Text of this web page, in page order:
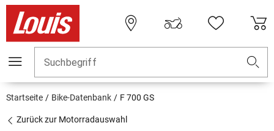
Suchbegriff
Startseite Bike-Datenbank F 700 GS
Zurück zur Motorradauswahl